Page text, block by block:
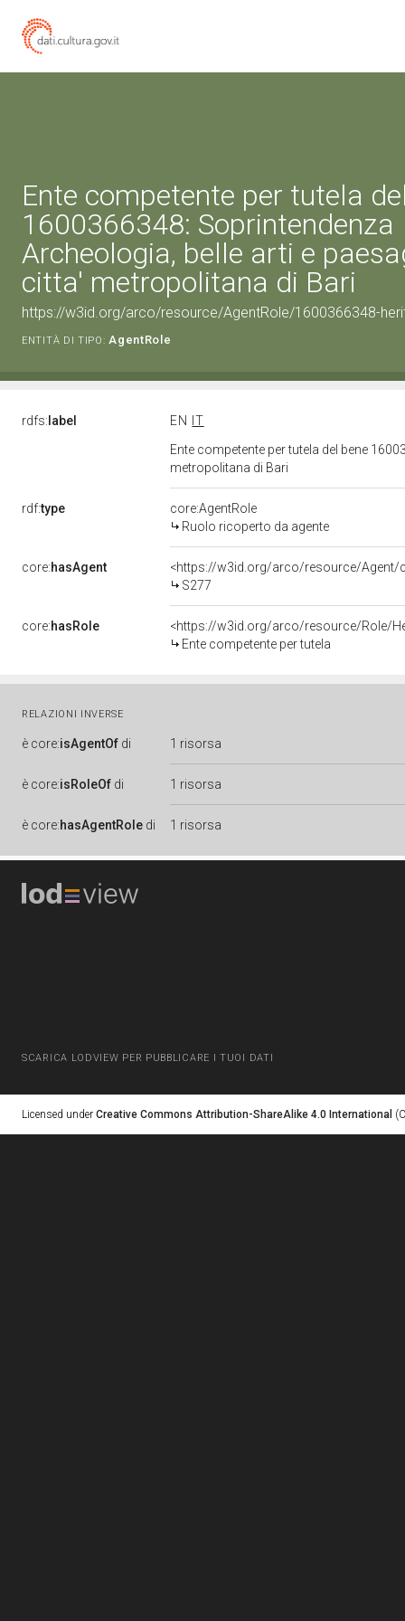
Ente competente per tutela
1600366348: Soprintendenza
Archeologia, belle arti e
citta' metropolitana di Bari
https://w3id.org/arco/resource/AgentRole/1600366348-
ENTITÀ DI TIPO: AgentRole
rdfs: label EN
IT
Ente competente per tutela del bene
metropolitana di Bari
rdf:type
core:AgentRole
Ruolo ricoperto da agente
core:hasAgent
<https://w3id.org/arco/resource/Agent/
S277
core:hasRole
<https://w3id.org/arco/resource/Role/
Ente competente per tutela
RELAZIONI INVERSE
è core:isAgentOf di 1 risorsa
è core:isRoleOf di 1 risorsa
è core:hasAgentRole di 1 risorsa
SCARICA LODVIEW PER PUBBLICARE I TUOI DATI
Licensed under Creative Commons Attribution-ShareAlike 4.0 International